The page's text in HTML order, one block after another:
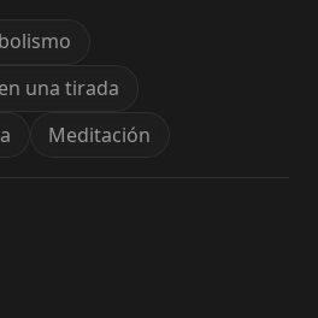
una tirada
Meditación